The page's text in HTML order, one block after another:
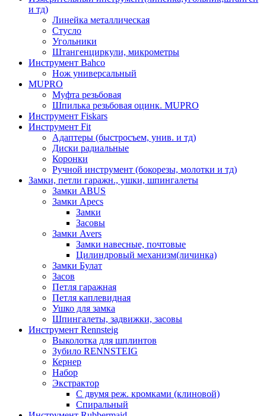
и тд)
Линейка металлическая
Стусло
Угольники
Штангенциркули, микрометры
Инструмент Bahco
Нож универсальный
MUPRO
Муфта резьбовая
Шпилька резьбовая оцинк. MUPRO
Инструмент Fiskars
Инструмент Fit
Адаптеры (быстросъем, унив. и тд)
Диски радиальные
Коронки
Ручной инструмент (бокорезы, молотки и тд)
Замки, петли гаражн., ушки, шпингалеты
Замки ABUS
Замки Apecs
Замки
Засовы
Замки Avers
Замки навесные, почтовые
Цилиндровый механизм(личинка)
Замки Булат
Засов
Петля гаражная
Петля каплевидная
Ушко для замка
Шпингалеты, задвижки, засовы
Инструмент Rennsteig
Выколотка для шплинтов
Зубило RENNSTEIG
Кернер
Набор
Экстрактор
С двумя реж. кромками (клиновой)
Спиральный